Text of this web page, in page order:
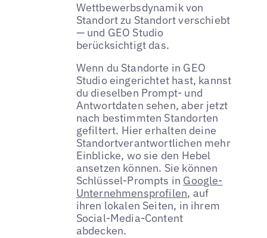
Wettbewerbsdynamik von
Standort zu Standort verschiebt
— und GEO Studio
berücksichtigt das.
Wenn du Standorte in GEO
Studio eingerichtet hast, kannst
du dieselben Prompt- und
Antwortdaten sehen, aber jetzt
nach bestimmten Standorten
gefiltert. Hier erhalten deine
Standortverantwortlichen mehr
Einblicke, wo sie den Hebel
ansetzen können. Sie können
Schlüssel-Prompts in Google-
Unternehmensprofilen, auf
ihren lokalen Seiten, in ihrem
Social-Media-Content
abdecken.